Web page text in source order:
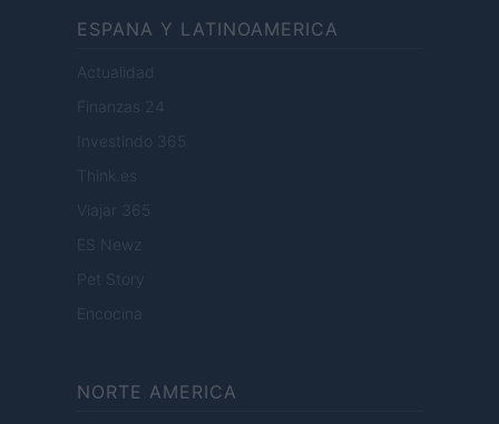
ESPANA Y LATINOAMERICA
Actualidad
Finanzas 24
Investindo 365
Think.es
Viajar 365
ES Newz
Pet Story
Encocina
NORTE AMERICA